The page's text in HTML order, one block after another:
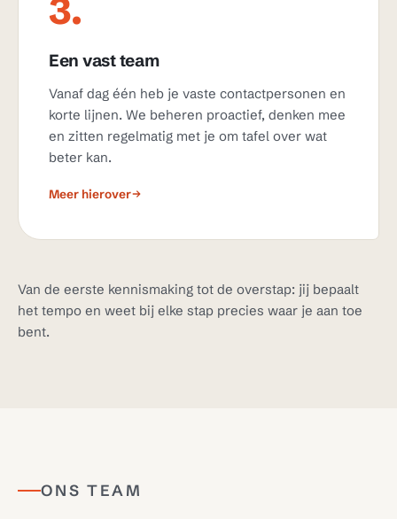
3.
Een vast team
Vanaf dag één heb je vaste contactpersonen en
korte lijnen. We beheren proactief, denken mee
en zitten regelmatig met je om tafel over wat
beter kan.
Meer hierover
Van de eerste kennismaking tot de overstap: jij bepaalt
het tempo en weet bij elke stap precies waar je aan toe
bent.
ONS TEAM